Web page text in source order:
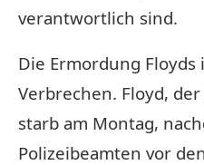
verantwortlich sind.
Die Ermordung
Verbrechen. Floyd,
starb am Montag,
Polizeibeamten vor